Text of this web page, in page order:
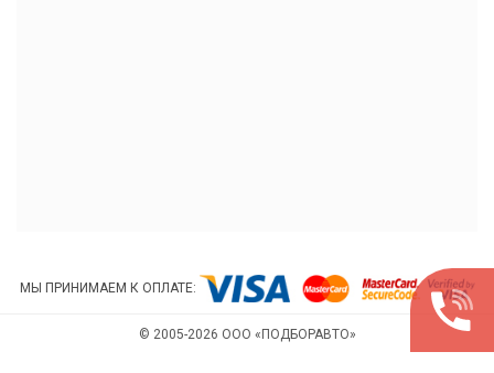
МЫ ПРИНИМАЕМ К ОПЛАТЕ:
© 2005-2026 ООО «ПОДБОРАВТО»